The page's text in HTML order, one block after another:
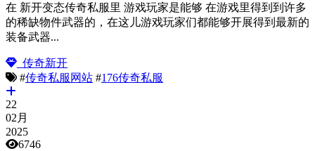
在 新开变态传奇私服里 游戏玩家是能够 在游戏里得到到许多
的稀缺物件武器的，在这儿游戏玩家们都能够开展得到最新的
装备武器...
传奇新开
#传奇私服网站 #176传奇私服
22
02月
2025
6746